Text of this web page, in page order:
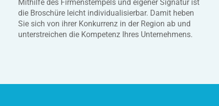
Mithilfe des Firmenstempels und eigener Signatur ist
die Broschüre leicht individualisierbar. Damit heben
Sie sich von ihrer Konkurrenz in der Region ab und
unterstreichen die Kompetenz Ihres Unternehmens.